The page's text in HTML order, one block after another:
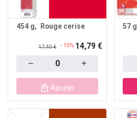
454 g Rouge cerise
17,40 € - 15% 14,79 €
Ajouter
57 g